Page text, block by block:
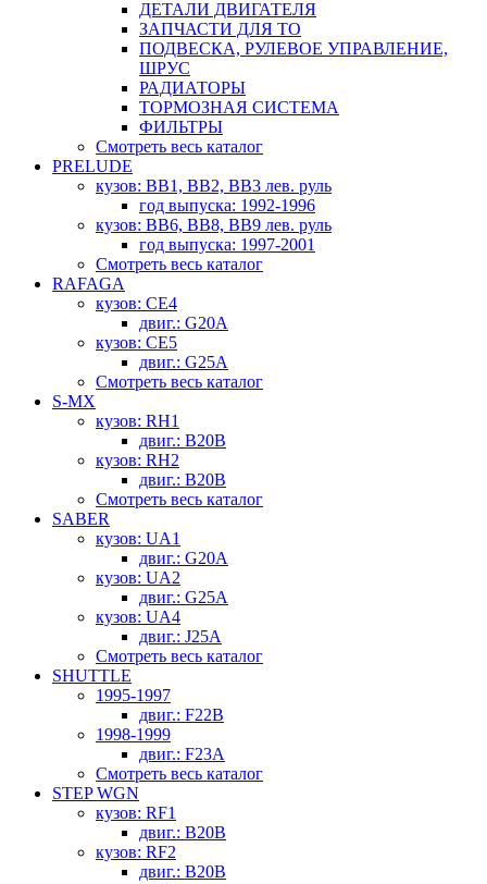
ДЕТАЛИ ДВИГАТЕЛЯ
ЗАПЧАСТИ ДЛЯ ТО
ПОДВЕСКА, РУЛЕВОЕ УПРАВЛЕНИЕ,
ШРУС
РАДИАТОРЫ
ТОРМОЗНАЯ СИСТЕМА
ФИЛЬТРЫ
Смотреть весь каталог
PRELUDE
кузов: BB1, BB2, BB3 лев. руль
год выпуска: 1992-1996
кузов: BB6, BB8, BB9 лев. руль
год выпуска: 1997-2001
Смотреть весь каталог
RAFAGA
кузов: CE4
двиг.: G20A
кузов: CE5
двиг.: G25A
Смотреть весь каталог
S-MX
кузов: RH1
двиг.: B20B
кузов: RH2
двиг.: B20B
Смотреть весь каталог
SABER
кузов: UA1
двиг.: G20A
кузов: UA2
двиг.: G25A
кузов: UA4
двиг.: J25A
Смотреть весь каталог
SHUTTLE
1995-1997
двиг.: F22B
1998-1999
двиг.: F23A
Смотреть весь каталог
STEP WGN
кузов: RF1
двиг.: B20B
кузов: RF2
двиг.: B20B